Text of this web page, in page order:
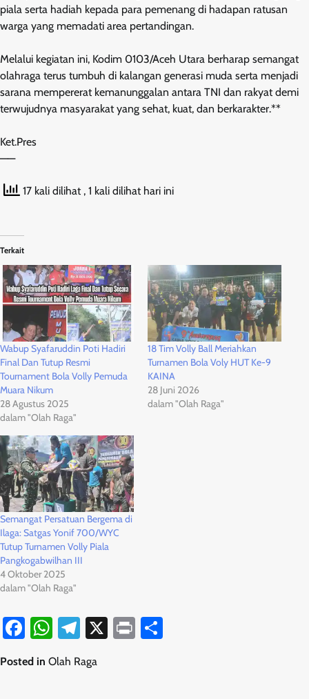
piala serta hadiah kepada para pemenang di hadapan ratusan
warga yang memadati area pertandingan.
Melalui kegiatan ini, Kodim 0103/Aceh Utara berharap semangat
olahraga terus tumbuh di kalangan generasi muda serta menjadi
sarana mempererat kemanunggalan antara TNI dan rakyat demi
terwujudnya masyarakat yang sehat, kuat, dan berkarakter.**
Ket.Pres
——
17 kali dilihat , 1 kali dilihat hari ini
Terkait
Wabup Syafaruddin Poti Hadiri
Final Dan Tutup Resmi
Tournament Bola Volly Pemuda
Muara Nikum
28 Agustus 2025
dalam "Olah Raga"
18 Tim Volly Ball Meriahkan
Turnamen Bola Voly HUT Ke-9
KAINA
28 Juni 2026
dalam "Olah Raga"
Semangat Persatuan Bergema di
Ilaga: Satgas Yonif 700/WYC
Tutup Turnamen Volly Piala
Pangkogabwilhan III
4 Oktober 2025
dalam "Olah Raga"
Facebook
WhatsApp
Telegram
X Print
Posted in Olah Raga